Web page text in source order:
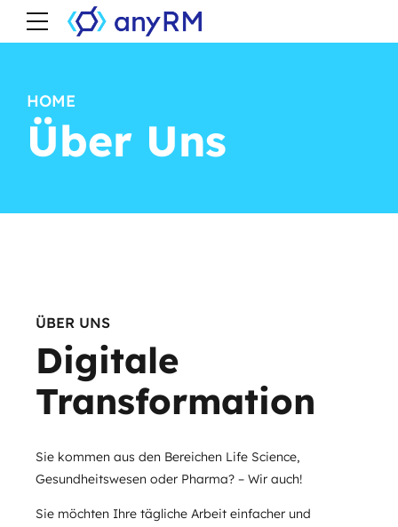
HOME
Über Uns
ÜBER UNS
Digitale
Transformation
Sie kommen aus den Bereichen Life Science,
Gesundheitswesen oder Pharma? – Wir auch!
Sie möchten Ihre tägliche Arbeit einfacher und